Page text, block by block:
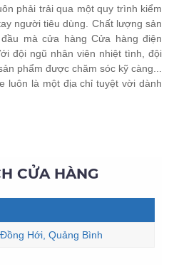
phải trải qua một quy trình kiểm
người tiêu dùng. Chất lượng sản
mà cửa hàng Cửa hàng điện
đội ngũ nhân viên nhiệt tình, đội
phẩm được chăm sóc kỹ càng...
luôn là một địa chỉ tuyệt vời dành
CỬA HÀNG
Hới, Quảng Bình